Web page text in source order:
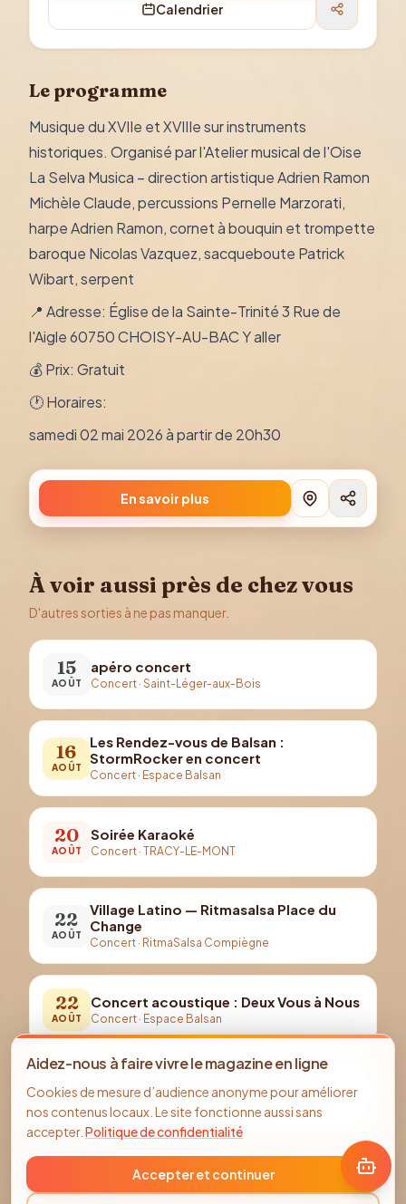
Calendrier
Le programme
Musique du XVIIe et XVIIIe sur instruments
historiques. Organisé par l'Atelier musical de l'Oise
La Selva Musica – direction artistique Adrien Ramon
Michèle Claude, percussions Pernelle Marzorati,
harpe Adrien Ramon, cornet à bouquin et trompette
baroque Nicolas Vazquez, sacqueboute Patrick
Wibart, serpent
📍 Adresse: Église de la Sainte-Trinité 3 Rue de
l'Aigle 60750 CHOISY-AU-BAC Y aller
💰 Prix: Gratuit
🕐 Horaires:
samedi 02 mai 2026 à partir de 20h30
En savoir plus
À voir aussi près de chez vous
D'autres sorties à ne pas manquer.
15
AOÛT
apéro concert
Concert · Saint-Léger-aux-Bois
16
AOÛT
Les Rendez-vous de Balsan :
StormRocker en concert
Concert · Espace Balsan
20
AOÛT
Soirée Karaoké
Concert · TRACY-LE-MONT
22
AOÛT
Village Latino — Ritmasalsa Place du
Change
Concert · RitmaSalsa Compiègne
22
AOÛT
Concert acoustique : Deux Vous à Nous
Concert · Espace Balsan
28
Soirée salsa — Ritmasalsa au Park
Nautic (août)
Concert·RitmaSalsa Compiègne
Aidez-nous à faire vivre le magazine en ligne
Cookies de mesure d’audience anonyme pour améliorer
nos contenus locaux. Le site fonctionne aussi sans
accepter. Politique de confidentialité
Accepter et continuer